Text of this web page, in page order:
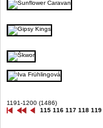
1191-1200 (1486)
115 116 117 118 119